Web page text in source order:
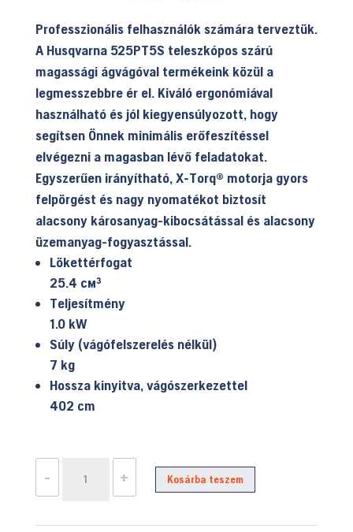
was:
399.990 Ft.
is:
359.900 Ft.
Professzionális felhasználók számára terveztük.
A Husqvarna 525PT5S teleszkópos szárú
magassági ágvágóval termékeink közül a
legmesszebbre ér el. Kiváló ergonómiával
használható és jól kiegyensúlyozott, hogy
segítsen Önnek minimális erőfeszítéssel
elvégezni a magasban lévő feladatokat.
Egyszerűen irányítható, X-Torq® motorja gyors
felpörgést és nagy nyomatékot biztosít
alacsony károsanyag-kibocsátással és alacsony
üzemanyag-fogyasztással.
Lökettérfogat
25.4 см³
Teljesítmény
1.0 kW
Súly (vágófelszerelés nélkül)
7 kg
Hossza kinyitva, vágószerkezettel
402 cm
-
525PT5S
+ Kosárba teszem